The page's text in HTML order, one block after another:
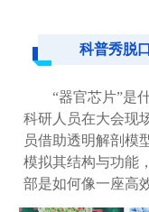
科普秀脱
“器官芯片”是
科研人员在大会现
员借助透明解剖模
模拟其结构与功能
部是如何像一座高